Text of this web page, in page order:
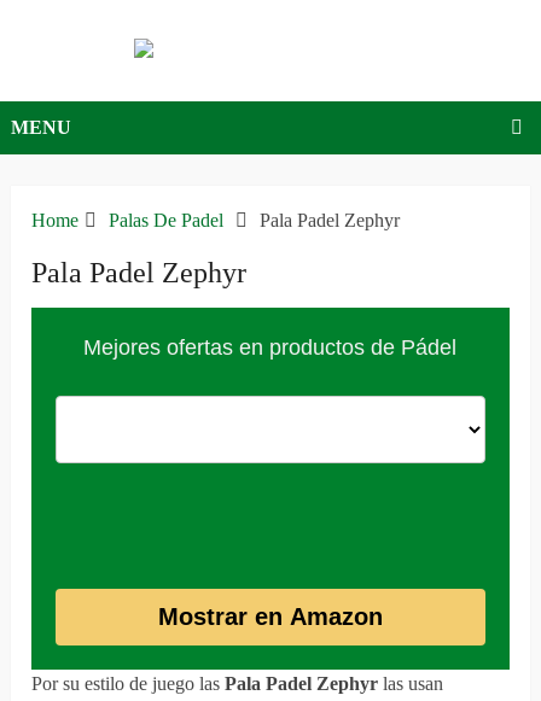
MENU
Home Palas De Padel Pala Padel Zephyr
Pala Padel Zephyr
Mejores ofertas en productos de Pádel
Mostrar en Amazon
Por su estilo de juego lasPala Padel Zephyr las usan